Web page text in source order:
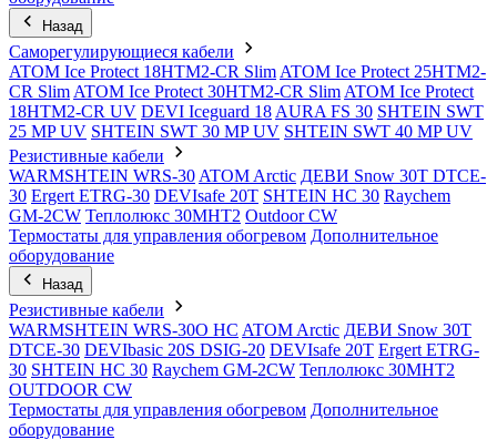
Назад
Саморегулирующиеся кабели
ATOM Ice Protect 18HTM2-CR Slim ATOM Ice Protect 25HTM2-
CR Slim ATOM Ice Protect 30HTM2-CR Slim ATOM Ice Protect
18HTM2-CR UV DEVI Iceguard 18 AURA FS 30 SHTEIN SWT
25 MP UV SHTEIN SWT 30 MP UV SHTEIN SWT 40 MP UV
Резистивные кабели
WARMSHTEIN WRS-30 ATOM Arctic ДЕВИ Snow 30T DTCE-
30 Ergert ETRG-30 DEVIsafe 20T SHTEIN HC 30 Raychem
GM-2CW Теплолюкс 30МНТ2 Outdoor CW
Термостаты для управления обогревом Дополнительное
оборудование
Назад
Резистивные кабели
WARMSHTEIN WRS-30O HC ATOM Arctic ДЕВИ Snow 30T
DTCE-30 DEVIbasic 20S DSIG-20 DEVIsafe 20T Ergert ETRG-
30 SHTEIN HC 30 Raychem GM-2CW Теплолюкс 30МНТ2
OUTDOOR CW
Термостаты для управления обогревом Дополнительное
оборудование